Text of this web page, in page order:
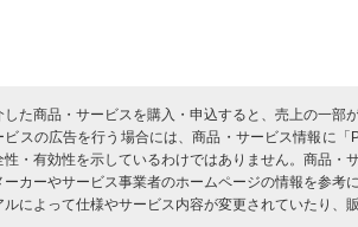
た商品・サービスを購入・申込すると、売上の一
ビスの広告を行う場合には、商品・サービス情報に
性・有効性を示しているわけではありません。商品
ーカーやサービス事業者のホームページの情報を参
によって仕様やサービス内容が変更されていたり、